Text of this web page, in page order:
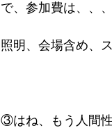
で、参加費は、、、
照明、会場含め、
③はね、もう人間